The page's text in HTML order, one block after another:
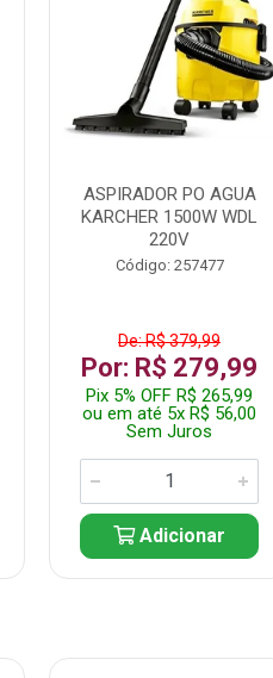
ASPIRADOR PO AGUA
KARCHER 1500W WDL
220V
Código: 257477
De: R$ 379,99
Por: R$ 279,99
Pix 5% OFF R$ 265,99
ou em até 5x R$ 56,00
Sem Juros
Adicionar